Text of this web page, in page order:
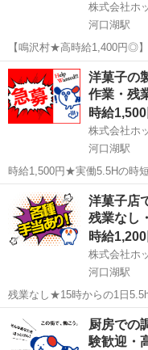
株式会社ホ
河口湖駅
【鳴沢村★高時給1,400円◎
完備◎きれいな職場で快適◎
《 厨房での調理業務全般 》 厨房での調理業務全般をお願
す！ レシピがあるので...
山梨 南都留郡 河口
洋菓子の
作業・残
時給1,500
株式会社ホ
河口湖駅
時給1,500円★実働5.5Hの時
ィシエワーク♪シフト相談も
ティシエ 》 河口湖で愛される 人気スイーツショップの厨房にて、
ケーキや焼き...
山梨 南都留郡 河口湖
洋菓子店
残業なし
時給1,200
株式会社ホ
河口湖駅
残業なし★15時からの1日
ール内の可愛い洋菓子店ス
＼1日5.5hの時短勤務×残業なし！／ 未経験から高時給
遇...
山梨 南都留郡 河口
厨房での
験歓迎・